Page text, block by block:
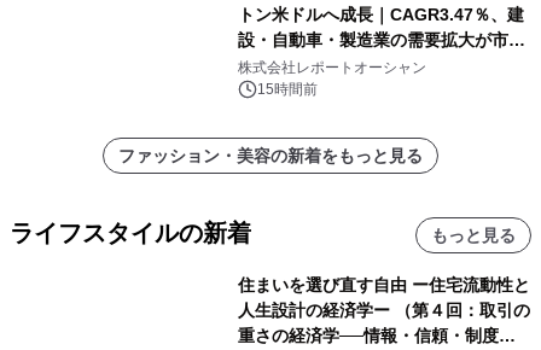
トン米ドルへ成長｜CAGR3.47％、建
設・自動車・製造業の需要拡大が市場
を牽引
株式会社レポートオーシャン
15時間前
ファッション・美容の新着をもっと見る
ライフスタイルの新着 もっと見る
住まいを選び直す自由 ー住宅流動性と
人生設計の経済学ー （第４回：取引の
重さの経済学──情報・信頼・制度を